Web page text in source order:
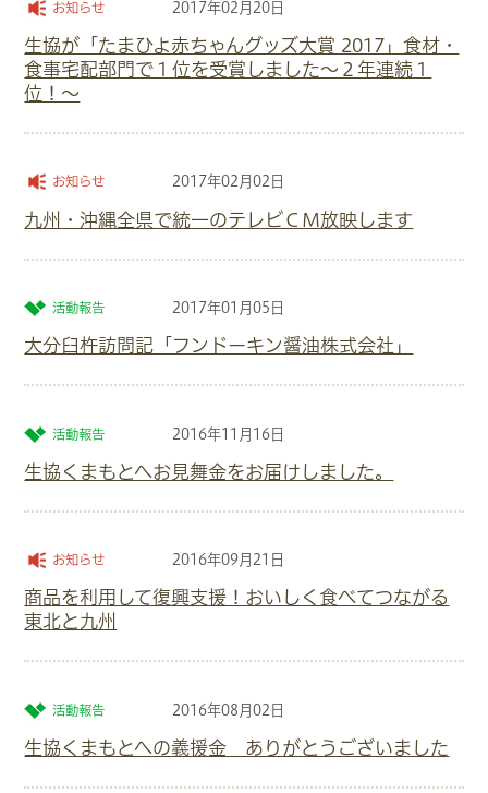
お知らせ 2017年02月20日
生協が「たまひよ赤ちゃんグッズ大賞 2017」食材・
食事宅配部門で１位を受賞しました～２年連続１
位！～
お知らせ 2017年02月02日
九州・沖縄全県で統一のテレビＣＭ放映します
活動報告 2017年01月05日
大分臼杵訪問記「フンドーキン醤油株式会社」
活動報告 2016年11月16日
生協くまもとへお見舞金をお届けしました。
お知らせ 2016年09月21日
商品を利用して復興支援！おいしく食べてつながる
東北と九州
活動報告 2016年08月02日
生協くまもとへの義援金 ありがとうございました